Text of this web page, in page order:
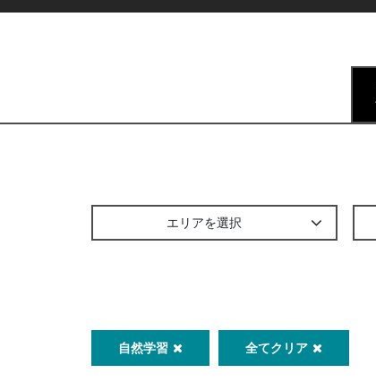
エリアを選択
自然学習 全てクリア